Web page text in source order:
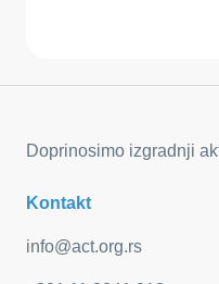
Doprinosimo izgradnji
Kontakt
info@act.org.rs